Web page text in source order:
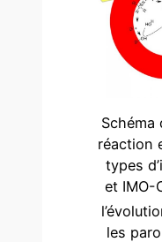
Schéma
réaction
types
et IMO-
les